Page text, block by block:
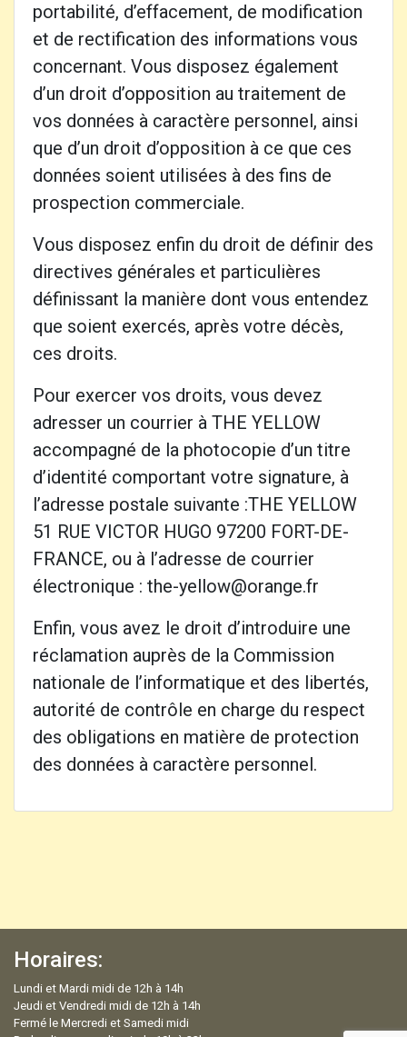
portabilité, d’effacement, de modification
et de rectification des informations vous
concernant. Vous disposez également
d’un droit d’opposition au traitement de
vos données à caractère personnel, ainsi
que d’un droit d’opposition à ce que ces
données soient utilisées à des fins de
prospection commerciale.
Vous disposez enfin du droit de définir des
directives générales et particulières
définissant la manière dont vous entendez
que soient exercés, après votre décès,
ces droits.
Pour exercer vos droits, vous devez
adresser un courrier à THE YELLOW
accompagné de la photocopie d’un titre
d’identité comportant votre signature, à
l’adresse postale suivante :THE YELLOW
51 RUE VICTOR HUGO 97200 FORT-DE-
FRANCE, ou à l’adresse de courrier
électronique : the-yellow@orange.fr
Enfin, vous avez le droit d’introduire une
réclamation auprès de la Commission
nationale de l’informatique et des libertés,
autorité de contrôle en charge du respect
des obligations en matière de protection
des données à caractère personnel.
Horaires:
Lundi et Mardi midi de 12h à 14h
Jeudi et Vendredi midi de 12h à 14h
Fermé le Mercredi et Samedi midi